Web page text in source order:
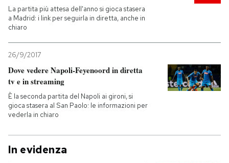
La partita più attesa dell'anno si gioca stasera
a Madrid: i link per seguirla in diretta, anche in
chiaro
26/9/2017
Dove vedere Napoli-Feyenoord in diretta
tv e in streaming
È la seconda partita del Napoli ai gironi, si
gioca stasera al San Paolo: le informazioni per
vederla in chiaro
In evidenza